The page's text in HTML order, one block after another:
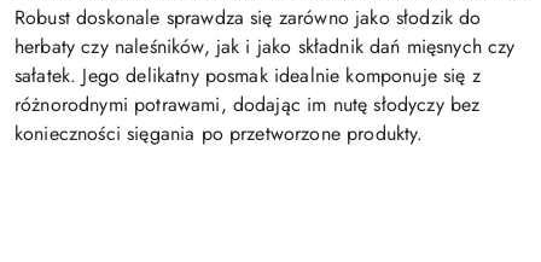
Robust doskonale sprawdza się zarówno jako słodzik do
herbaty czy naleśników, jak i jako składnik dań mięsnych czy
sałatek. Jego delikatny posmak idealnie komponuje się z
różnorodnymi potrawami, dodając im nutę słodyczy bez
konieczności sięgania po przetworzone produkty.